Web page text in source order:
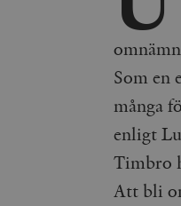
Som en
många
enligt
Timbro
Att bli